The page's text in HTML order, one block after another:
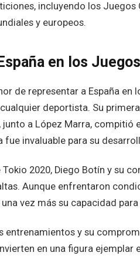
incluyendo los
y europeos.
en los
de representar a España en
deportista. Su
junto a López Marra, compitió
fue invaluable para su
2020, Diego Botín y su
Aunque enfrentaron
vez más su capacidad
entrenamientos y su
en una figura ejemplar